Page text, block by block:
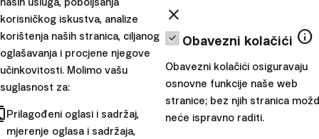
štoznačajno nadmašuje povijesni prosjek
njegovu snagu.
Istovremeno, međunarodna tržišta su se suočavala s
izazovima. Europsko gospodarstvo karakterizira
određena inertnost, dodatno opterećena političkim
nesigurnostima i složenim birokratskim sustavima koji
često otežavaju pokretanje poslovanja. Primjerice, dok u
korisničkog iskustva, analize
korištenja naših stranica, ciljanog
oglašavanja i procjene njegove
učinkovitosti. Molimo vašu
suglasnost za:
Prilagođeni oglasi i sadržaj,
mjerenje oglasa i sadržaja,
close
Obavezni kolačići info
Obavezni kolačići osiguravaju
osnovne funkcije naše web
stranice; bez njih stranica
neće ispravno raditi.